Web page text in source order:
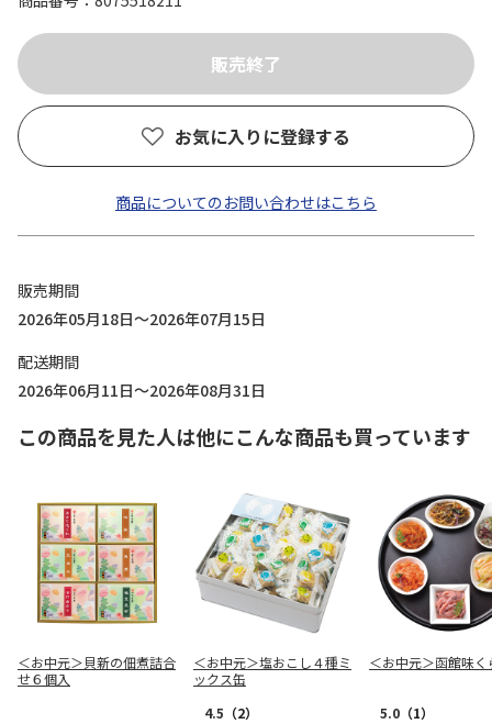
お気に入りに登録する
商品についてのお問い合わせはこちら
販売期間
2026年05月18日～2026年07月15日
配送期間
2026年06月11日～2026年08月31日
この商品を見た人は他にこんな商品も買っています
＜お中元＞貝新の佃煮詰合
せ６個入
＜お中元＞塩おこし４種ミ
ックス缶
4.5 （2）
＜お中元＞函館味く
5.0 （1）